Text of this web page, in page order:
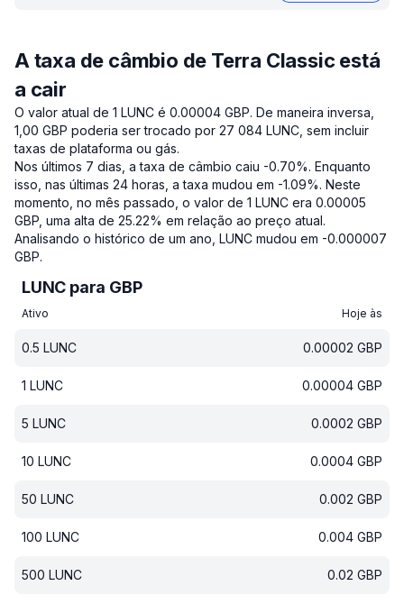
A taxa de câmbio de Terra Classic está
a cair
O valor atual de 1 LUNC é 0.00004 GBP. De maneira inversa,
1,00 GBP poderia ser trocado por 27 084 LUNC, sem incluir
taxas de plataforma ou gás.
Nos últimos 7 dias, a taxa de câmbio caiu -0.70%. Enquanto
isso, nas últimas 24 horas, a taxa mudou em -1.09%. Neste
momento, no mês passado, o valor de 1 LUNC era 0.00005
GBP, uma alta de 25.22% em relação ao preço atual.
Analisando o histórico de um ano, LUNC mudou em -0.000007
GBP.
LUNC para GBP
Ativo Hoje às
0.5 LUNC 0.00002 GBP
1 LUNC 0.00004 GBP
5 LUNC 0.0002 GBP
10 LUNC 0.0004 GBP
50 LUNC 0.002 GBP
100 LUNC 0.004 GBP
500 LUNC 0.02 GBP